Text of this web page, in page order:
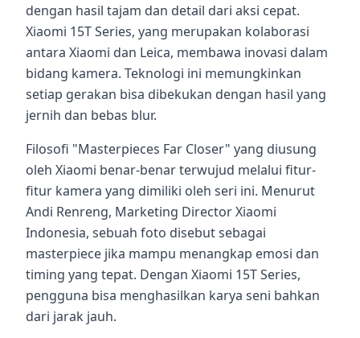
dengan hasil tajam dan detail dari aksi cepat.
Xiaomi 15T Series, yang merupakan kolaborasi
antara Xiaomi dan Leica, membawa inovasi dalam
bidang kamera. Teknologi ini memungkinkan
setiap gerakan bisa dibekukan dengan hasil yang
jernih dan bebas blur.
Filosofi "Masterpieces Far Closer" yang diusung
oleh Xiaomi benar-benar terwujud melalui fitur-
fitur kamera yang dimiliki oleh seri ini. Menurut
Andi Renreng, Marketing Director Xiaomi
Indonesia, sebuah foto disebut sebagai
masterpiece jika mampu menangkap emosi dan
timing yang tepat. Dengan Xiaomi 15T Series,
pengguna bisa menghasilkan karya seni bahkan
dari jarak jauh.